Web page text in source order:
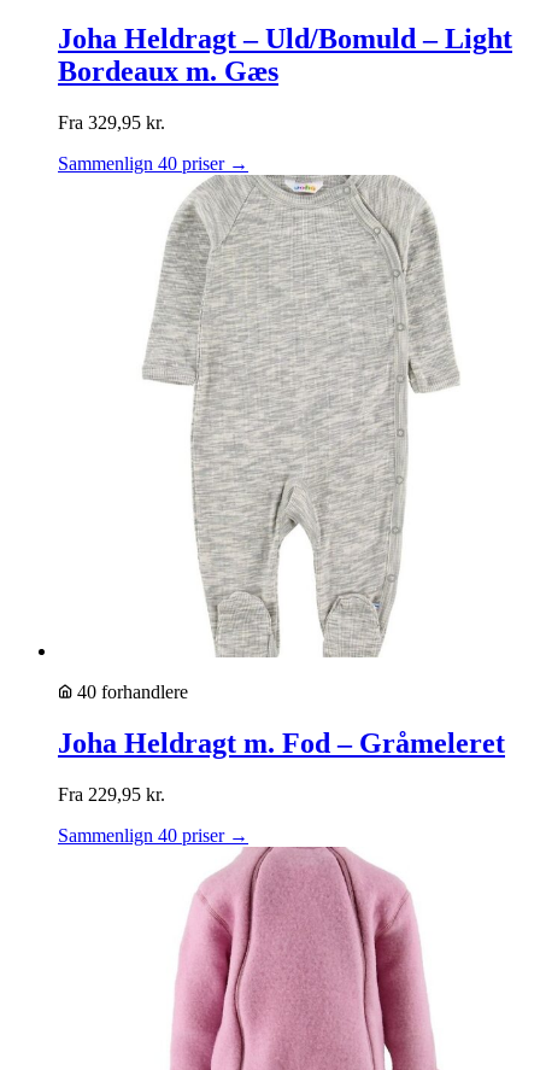
Joha Heldragt – Uld/Bomuld – Light
Bordeaux m. Gæs
Fra 329,95 kr.
Sammenlign 40 priser →
40 forhandlere
Joha Heldragt m. Fod – Gråmeleret
Fra 229,95 kr.
Sammenlign 40 priser →